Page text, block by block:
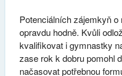
Potenciálních zájemkyň
opravdu hodně. Kvůli
kvalifikovat i gymnastky
zase rok k dobru pomohl
načasovat potřebnou